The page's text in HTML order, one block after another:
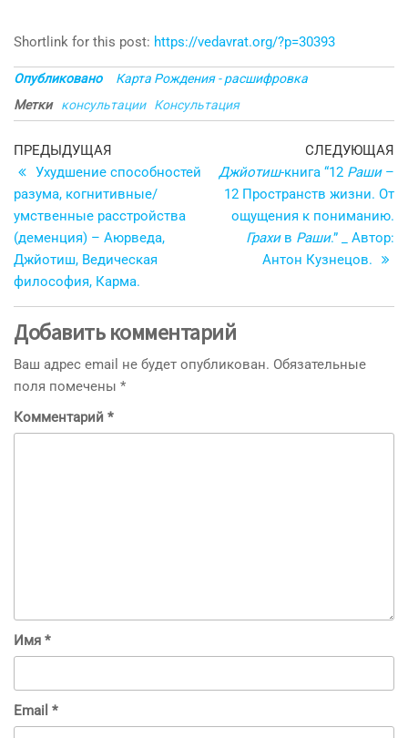
Shortlink for this post: https://vedavrat.org/?p=30393
Опубликовано
Карта Рождения - расшифровка
Метки
консультации Консультация
Навигация
по
записям
Предыдущая
запись
ПРЕДЫДУЩАЯ
Ухудшение способностей
разума, когнитивные/
умственные расстройства
(деменция) – Аюрведа,
Джйотиш, Ведическая
философия, Карма.
СЛЕДУЮЩАЯ
Джйотиш-книга “12 Раши –
12 Пространств жизни. От
ощущения к пониманию.
Грахи в Раши.” _ Автор:
Антон Кузнецов.
Добавить комментарий
Ваш адрес email не будет опубликован. Обязательные
поля помечены *
Комментарий *
Имя *
Email *